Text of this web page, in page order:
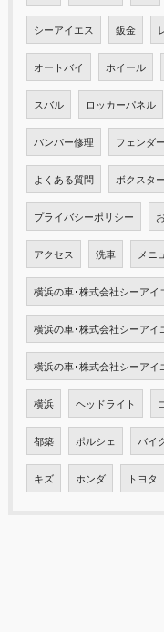
シーアイエス 鈑金
オートバイ ホイール
スバル ロッカーパネル
バンパー修理 フェンダー
よくある質問 ボクスター
プライバシーポリシー
アクセス 洗車 メニ
横浜の車･株式会社シーアイ
横浜の車･株式会社シーアイ
横浜の車･株式会社シーアイ
横浜 ヘッドライト
都築 ポルシェ バイ
キズ ホンダ トヨタ